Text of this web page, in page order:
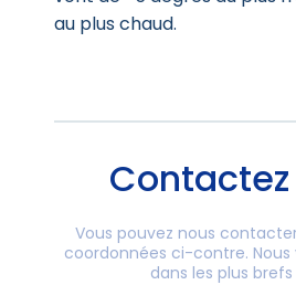
au plus chaud.
Contactez
Vous pouvez nous
coordonnées ci-contre. Nous
dans les plus brefs